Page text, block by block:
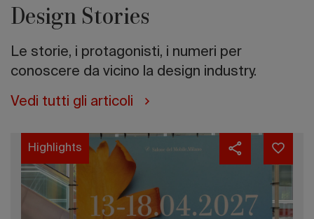
Design Stories
Le storie, i protagonisti, i numeri per
conoscere da vicino la design industry.
Vedi tutti gli articoli
Highlights